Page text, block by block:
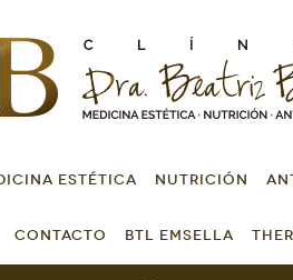
ESTÉTICA NUTRICIÓN
CONTACTO BTL EMSELLA